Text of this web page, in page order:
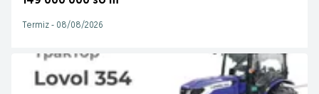
Termiz - 08/08/2026